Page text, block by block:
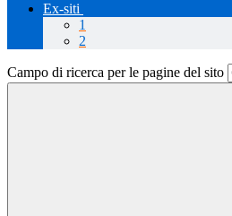
Ex-siti
1
2
Campo di ricerca per le pagine del sito